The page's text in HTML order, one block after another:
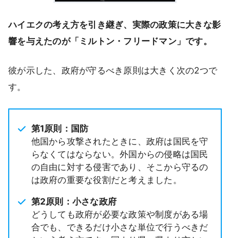
ハイエクの考え方を引き継ぎ、実際の政策に大きな影
響を与えたのが「ミルトン・フリードマン」です。
彼が示した、政府が守るべき原則は大きく次の2つで
す。
第1原則：国防
他国から攻撃されたときに、政府は国民を守
らなくてはならない。外国からの侵略は国民
の自由に対する侵害であり、そこから守るの
は政府の重要な役割だと考えました。
第2原則：小さな政府
どうしても政府が必要な政策や制度がある場
合でも、できるだけ小さな単位で行うべきだ